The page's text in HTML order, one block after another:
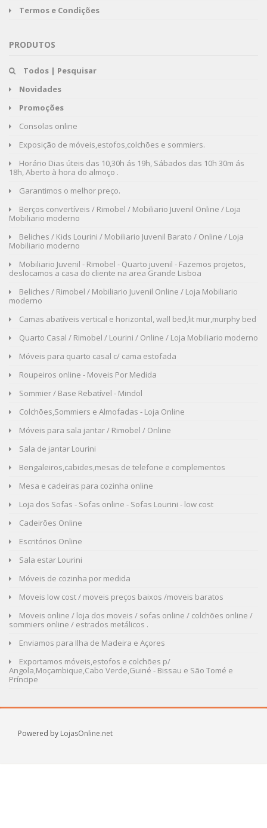
Termos e Condições
PRODUTOS
Todos | Pesquisar
Novidades
Promoções
Consolas online
Exposição de móveis,estofos,colchões e sommiers.
Horário Dias úteis das 10,30h ás 19h, Sábados das 10h 30m ás
18h, Aberto à hora do almoço .
Garantimos o melhor preço.
Berços convertíveis / Rimobel / Mobiliario Juvenil Online / Loja
Mobiliario moderno
Beliches / Kids Lourini / Mobiliario Juvenil Barato / Online / Loja
Mobiliario moderno
Mobiliario Juvenil - Rimobel - Quarto juvenil - Fazemos projetos,
deslocamos a casa do cliente na area Grande Lisboa
Beliches / Rimobel / Mobiliario Juvenil Online / Loja Mobiliario
moderno
Camas abatíveis vertical e horizontal, wall bed,lit mur,murphy bed
Quarto Casal / Rimobel / Lourini / Online / Loja Mobiliario moderno
Móveis para quarto casal c/ cama estofada
Roupeiros online - Moveis Por Medida
Sommier / Base Rebatível - Mindol
Colchões,Sommiers e Almofadas - Loja Online
Móveis para sala jantar / Rimobel / Online
Sala de jantar Lourini
Bengaleiros,cabides,mesas de telefone e complementos
Mesa e cadeiras para cozinha online
Loja dos Sofas - Sofas online - Sofas Lourini - low cost
Cadeirões Online
Escritórios Online
Sala estar Lourini
Móveis de cozinha por medida
Moveis low cost / moveis preços baixos /moveis baratos
Moveis online / loja dos moveis / sofas online / colchões online /
sommiers online / estrados metálicos .
Enviamos para Ilha de Madeira e Açores
Exportamos móveis,estofos e colchões p/
Angola,Moçambique,Cabo Verde,Guiné - Bissau e São Tomé e
Príncipe
Powered by LojasOnline.net